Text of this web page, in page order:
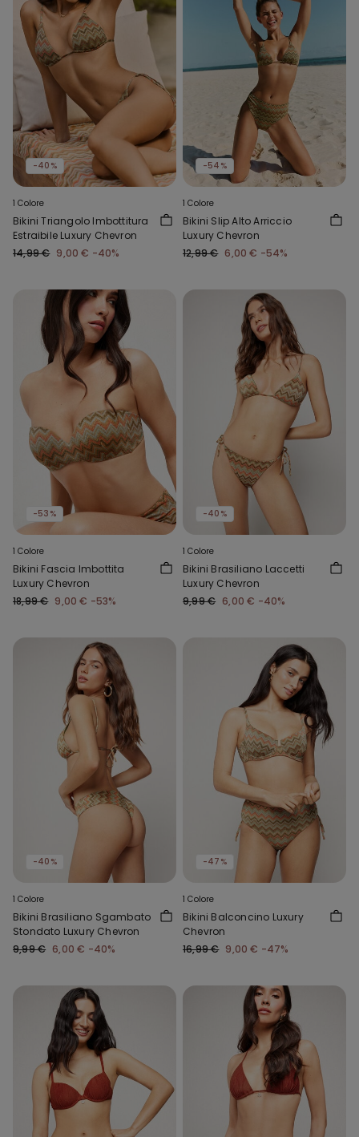
-40%
1 Colore
Bikini Triangolo Imbottitura
Estraibile Luxury Chevron
14,99 € 9,00 € -40%
-54%
1 Colore
Bikini Slip Alto Arriccio
Luxury Chevron
12,99 € 6,00 € -54%
-53%
1 Colore
Bikini Fascia Imbottita
Luxury Chevron
18,99 € 9,00 € -53%
-40%
1 Colore
Bikini Brasiliano Laccetti
Luxury Chevron
9,99 € 6,00 € -40%
-40%
1 Colore
Bikini Brasiliano Sgambato
Stondato Luxury Chevron
9,99 € 6,00 € -40%
-47%
1 Colore
Bikini Balconcino Luxury
Chevron
16,99 € 9,00 € -47%